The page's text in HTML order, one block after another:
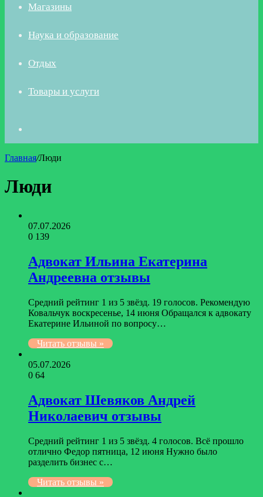
Магазины
Наука и образование
Отдых
Товары и услуги
Главная/Люди
Люди
07.07.2026
0 139
Адвокат Ильина Екатерина
Андреевна отзывы
Средний рейтинг 1 из 5 звёзд. 19 голосов. Рекомендую
Ковальчук воскресенье, 14 июня Обращался к адвокату
Екатерине Ильиной по вопросу…
Читать отзывы »
05.07.2026
0 64
Адвокат Шевяков Андрей
Николаевич отзывы
Средний рейтинг 1 из 5 звёзд. 4 голосов. Всё прошло
отлично Федор пятница, 12 июня Нужно было
разделить бизнес с…
Читать отзывы »